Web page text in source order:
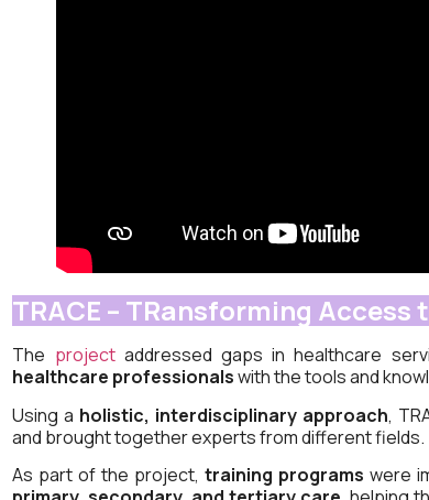
TRACE – TRansforming Access
The project addressed gaps in healthcare
healthcare professionalswith the tools and
Using a holistic, interdisciplinary approach,
and brought together experts from different fields.
As part of the project, training programs were